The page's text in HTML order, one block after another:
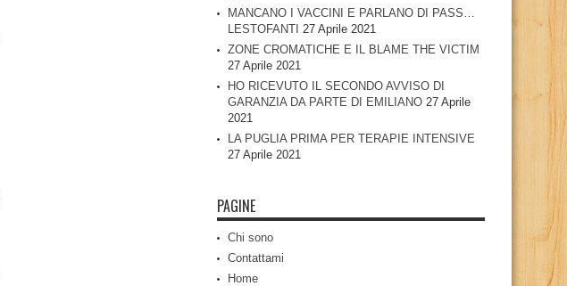
MANCANO I VACCINI E PARLANO DI PASS…
LESTOFANTI 27 Aprile 2021
ZONE CROMATICHE E IL BLAME THE VICTIM
27 Aprile 2021
HO RICEVUTO IL SECONDO AVVISO DI
GARANZIA DA PARTE DI EMILIANO 27 Aprile
2021
LA PUGLIA PRIMA PER TERAPIE INTENSIVE
27 Aprile 2021
PAGINE
Chi sono
Contattami
Home